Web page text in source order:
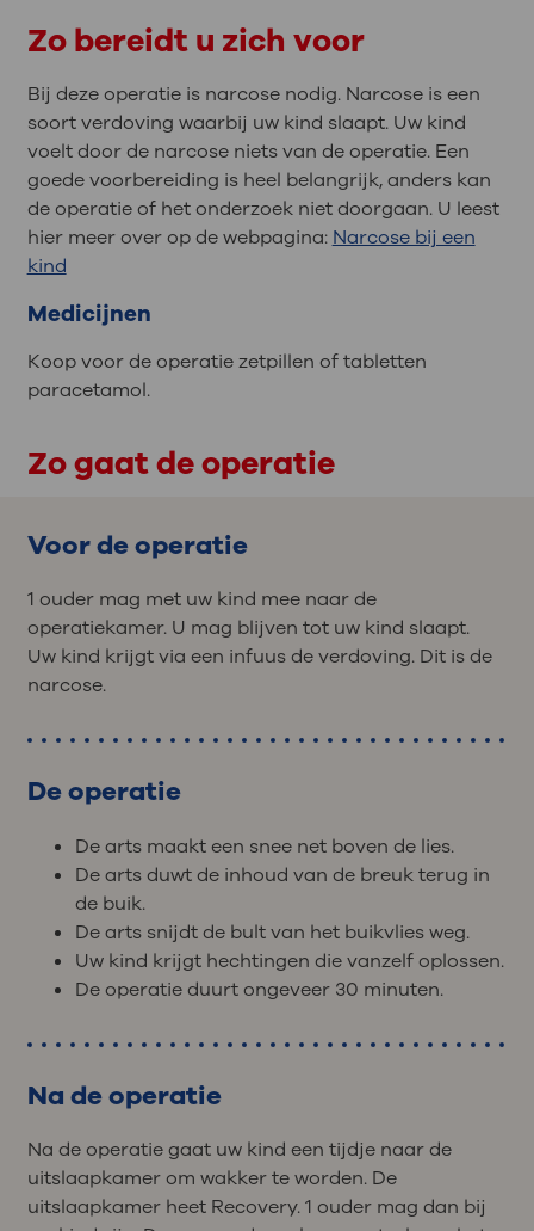
Zo bereidt u zich voor
Bij deze operatie is narcose nodig. Narcose is een
soort verdoving waarbij uw kind slaapt. Uw kind
voelt door de narcose niets van de operatie. Een
goede voorbereiding is heel belangrijk, anders kan
de operatie of het onderzoek niet doorgaan. U leest
hier meer over op de webpagina: Narcose bij een
kind
Medicijnen
Koop voor de operatie zetpillen of tabletten
paracetamol.
Zo gaat de operatie
Voor de operatie
1 ouder mag met uw kind mee naar de
operatiekamer. U mag blijven tot uw kind slaapt.
Uw kind krijgt via een infuus de verdoving. Dit is de
narcose.
De operatie
De arts maakt een snee net boven de lies.
De arts duwt de inhoud van de breuk terug in
de buik.
De arts snijdt de bult van het buikvlies weg.
Uw kind krijgt hechtingen die vanzelf oplossen.
De operatie duurt ongeveer 30 minuten.
Na de operatie
Na de operatie gaat uw kind een tijdje naar de
uitslaapkamer om wakker te worden. De
uitslaapkamer heet Recovery. 1 ouder mag dan bij